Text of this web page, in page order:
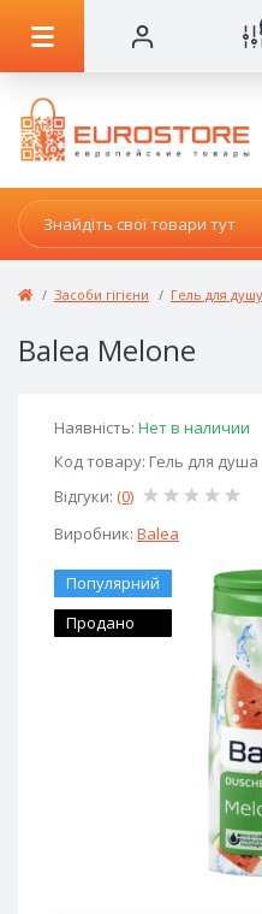
Засоби гігієни Гель для душу
Balea Melone
Наявність: Нет в наличии
Код товару: Гель для душа
Відгуки: (0)
Виробник: Balea
Популярний
Продано